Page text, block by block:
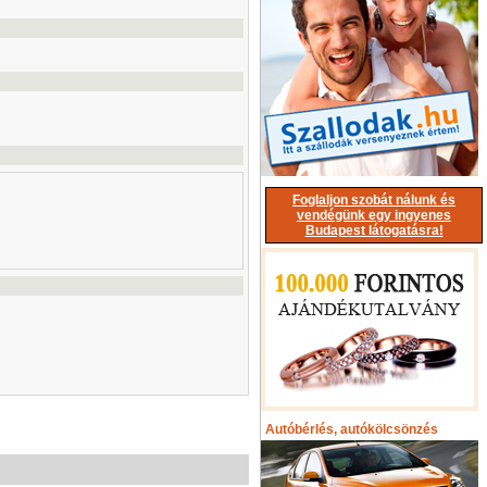
Foglaljon szobát nálunk és
vendégünk egy ingyenes
Budapest látogatásra!
Autóbérlés, autókölcsönzés